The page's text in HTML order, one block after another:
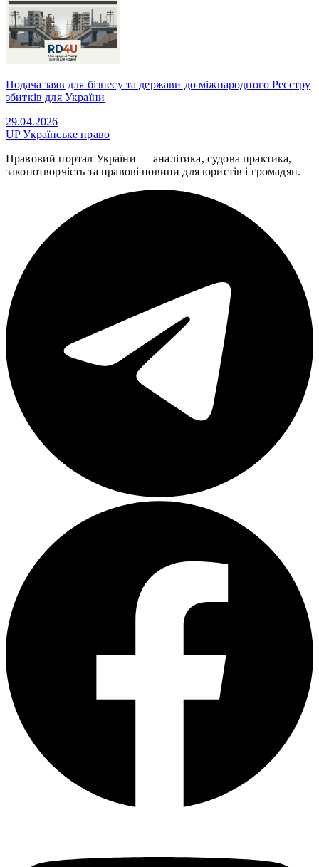
Подача заяв для бізнесу та держави до міжнародного Реєстру
збитків для України
29.04.2026
UPУкраїнське право
Правовий портал України — аналітика, судова практика,
законотворчість та правові новини для юристів і громадян.